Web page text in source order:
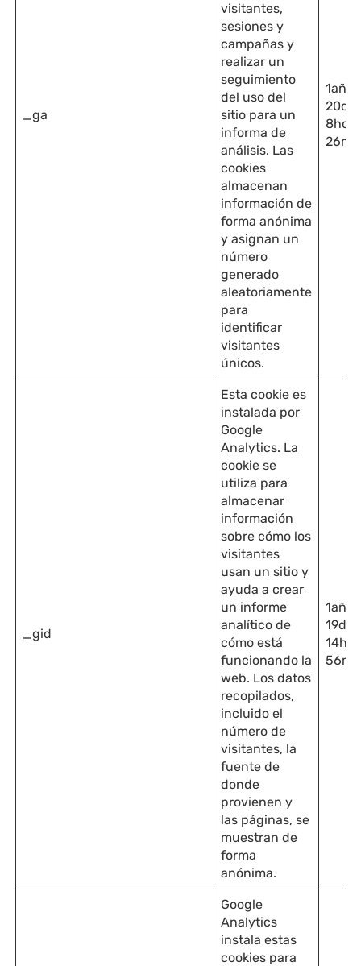
_ga
visitantes,
sesiones y
campañas y
realizar un
seguimiento
del uso del
sitio para un
informa de
análisis. Las
cookies
almacenan
información de
forma anónima
y asignan un
número
generado
aleatoriamente
para
identificar
visitantes
únicos.
1año
_gid
Esta cookie es
instalada por
Google
Analytics. La
cookie se
utiliza para
almacenar
información
sobre cómo los
visitantes
usan un sitio y
ayuda a crear
un informe
analítico de
cómo está
funcionando la
web. Los datos
recopilados,
incluido el
número de
visitantes, la
fuente de
donde
provienen y
las páginas, se
muestran de
forma
anónima.
1año
Google
Analytics
instala estas
cookies para